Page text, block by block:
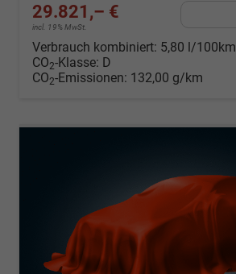
29.821,– €
incl. 19% MwSt.
Verbrauch kombiniert: 5,80 l/100km
CO2-Klasse: D
CO2-Emissionen: 132,00 g/km